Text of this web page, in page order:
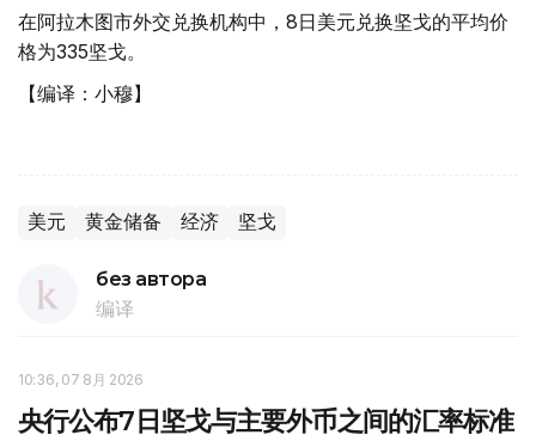
在阿拉木图市外交兑换机构中，8日美元兑换坚戈的平均价
格为335坚戈。
【编译：小穆】
美元 黄金储备 经济 坚戈
без автора
编译
10:36, 07 8月 2026
央行公布7日坚戈与主要外币之间的汇率标准